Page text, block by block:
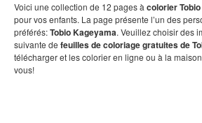
Voici une collection de 12 pages à colorier
pour vos enfants. La page présente l’un des
préférés:Tobio Kageyama. Veuillez choisir des
suivante de feuilles de coloriage gratuites de
télécharger et les colorier en ligne ou à la
vous!